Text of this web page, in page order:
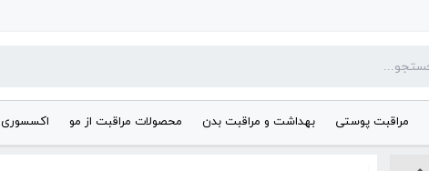
مراقبت پوستی بهداشت و مراقبت بدن محصولات مراقبت از مو اکسسوری